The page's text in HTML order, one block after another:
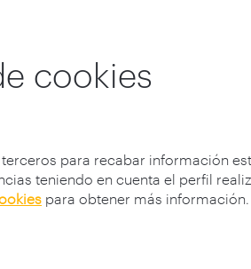
cookies
para recabar información
teniendo en cuenta el perfil
para obtener más información.